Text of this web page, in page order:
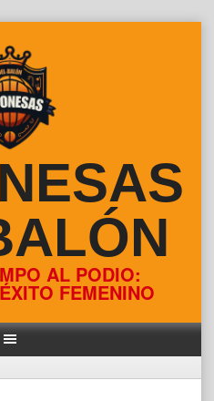
AL PODIO:
FEMENINO